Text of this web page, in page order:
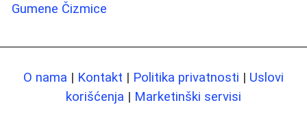
Gumene Čizmice
O nama | Kontakt | Politika privatnosti | Uslovi
korišćenja | Marketinški servisi